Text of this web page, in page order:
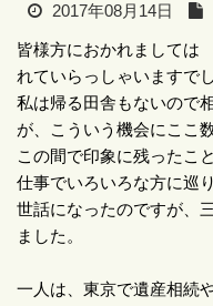
2017年08月14日
皆様方におかれましては
れていらっしゃいますで
私は帰る田舎もないので
が、こういう機会にここ
この間で印象に残ったこと
仕事でいろいろな方に巡
世話になったのですが、
ました。
一人は、東京で遺産相続